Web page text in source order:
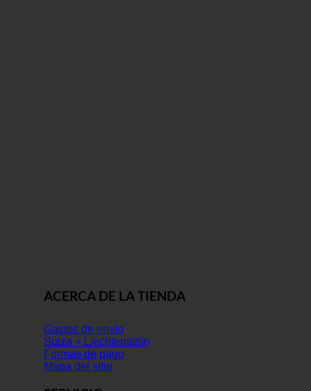
ACERCA DE LA TIENDA
Gastos de envío
Suiza + Liechtenstein
Formas de pago
Mapa del sitio